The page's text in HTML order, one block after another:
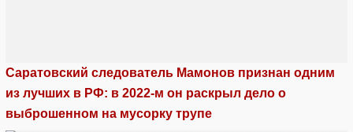
Саратовский следователь Мамонов признан одним
из лучших в РФ: в 2022-м он раскрыл дело о
выброшенном на мусорку трупе